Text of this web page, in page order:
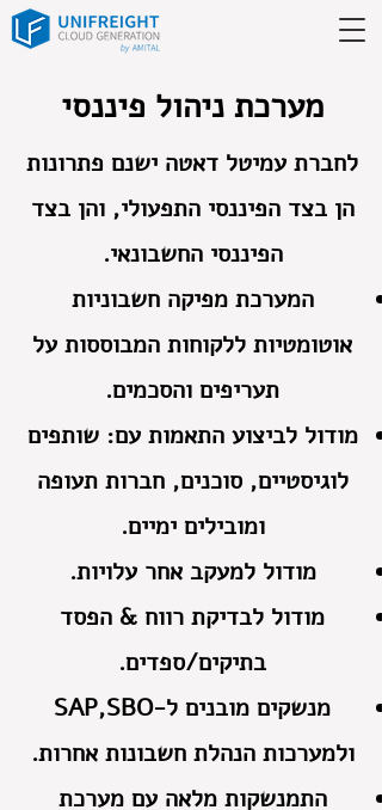
מערכת ניהול פיננסי
לחברת עמיטל דאטה ישנם פתרונות
הן בצד הפיננסי התפעולי, והן בצד
הפיננסי החשבונאי.
המערכת מפיקה חשבוניות
אוטומטיות ללקוחות המבוססות על
תעריפים והסכמים.
מודול לביצוע התאמות עם: שותפים
לוגיסטיים, סוכנים, חברות תעופה
ומובילים ימיים.
מודול למעקב אחר עלויות.
מודול לבדיקת רווח & הפסד
בתיקים/ספדים.
מנשקים מובנים ל-SAP,SBO
ולמערכות הנהלת חשבונות אחרות.
התמנשקות מלאה עם מערכת